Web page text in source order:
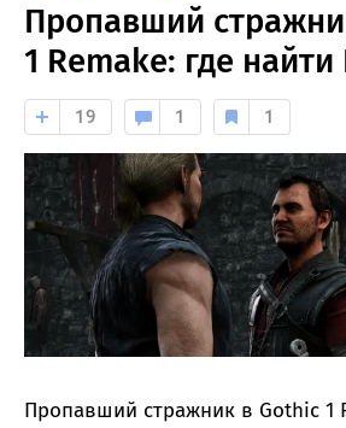
Пропавший
1 Remake: где
19 1 1
Пропавший стражник в Gothic 1